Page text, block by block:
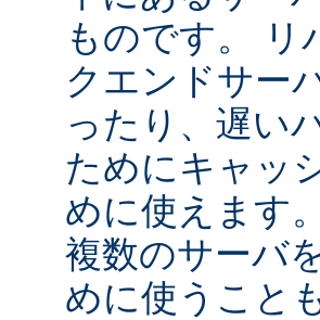
ものです。 リ
クエンドサー
ったり、遅い
ためにキャッ
めに使えます
複数のサーバ
めに使うこと